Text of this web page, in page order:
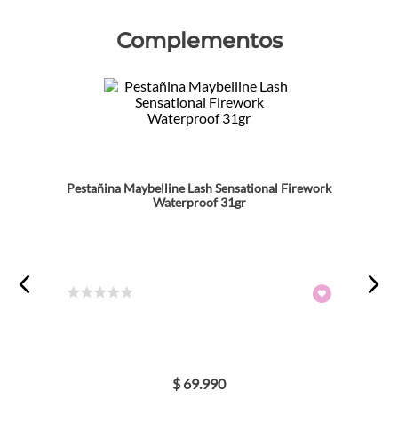
Escribe un comentario
Complementos
Pestañina Maybelline Lash Sensational Firework
Waterproof 31gr
$ 69.990